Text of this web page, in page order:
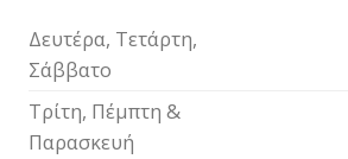
Δευτέρα, Τετάρτη,
Σάββατο
Τρίτη, Πέμπτη &
Παρασκευή